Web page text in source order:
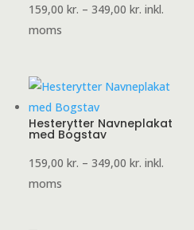
159,00kr. – 349,00kr. Prisinterval:
inkl.
moms
Hesterytter Navneplakat
med Bogstav
159,00kr. – 349,00kr. Prisinterval:
inkl.
moms